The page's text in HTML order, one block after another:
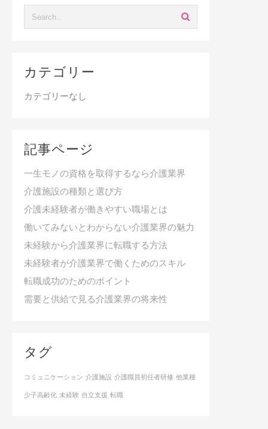
カテゴリー
カテゴリーなし
記事ページ
一生モノの資格を取得するなら介護業界
介護施設の種類と選び方
介護未経験者が働きやすい職場とは
働いてみないとわからない介護業界の魅力
未経験から介護業界に転職する方法
未経験者が介護業界で働くためのスキル
転職成功のためのポイント
需要と供給で見る介護業界の将来性
タグ
コミュニケーション 介護施設 介護職員初任者研修 他業種
少子高齢化 未経験 自立支援 転職